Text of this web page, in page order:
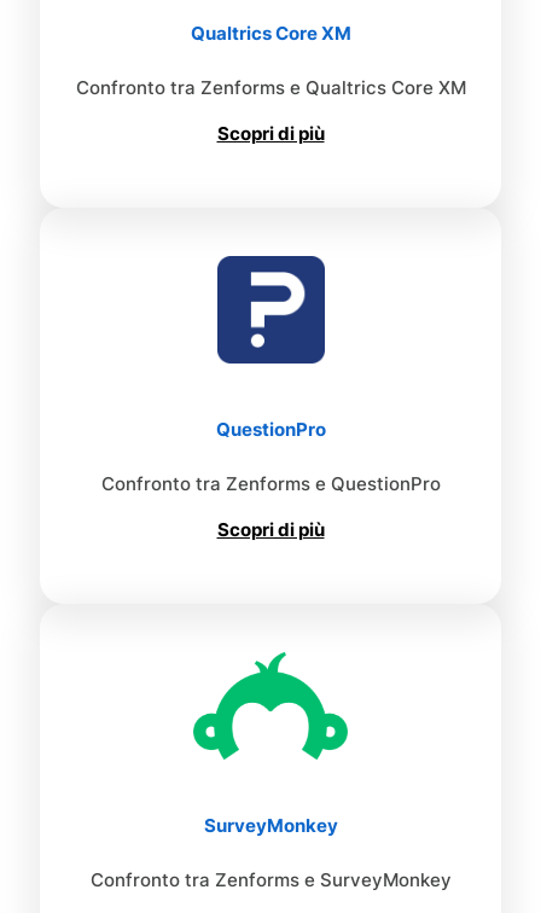
Qualtrics Core XM
Confronto tra Zenforms e Qualtrics Core XM
Scopri di più
QuestionPro
Confronto tra Zenforms e QuestionPro
Scopri di più
SurveyMonkey
Confronto tra Zenforms e SurveyMonkey